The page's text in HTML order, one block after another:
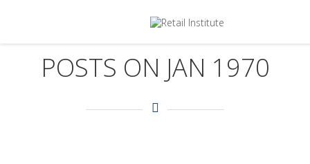
POSTS ON JAN 1970